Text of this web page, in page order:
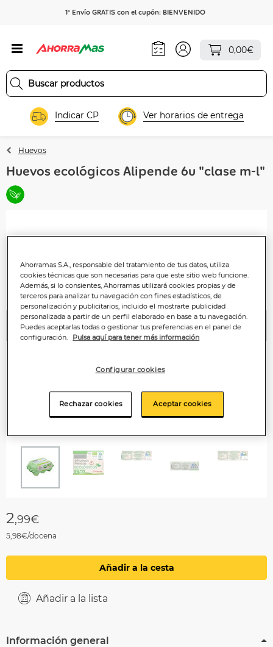
1º Envío GRATIS con el cupón: BIENVENIDO
0,00€
Indicar CP Ver horarios de entrega
Huevos
Huevos ecológicos Alipende 6u "clase m-l"
Anterior
2,99€
5,98€/docena
Añadir a la cesta
Añadir a la lista
Información general
Ahorramas S.A., responsable del tratamiento de tus datos, utiliza
cookies técnicas que son necesarias para que este sitio web funcione.
Además, si lo consientes, Ahorramas utilizará cookies propias y de
terceros para analizar tu navegación con fines estadísticos, de
personalización y publicitarios, incluido el mostrarte publicidad
personalizada a partir de un perfil elaborado en base a tu navegación.
Puedes aceptarlas todas o gestionar tus preferencias en el panel de
configuración.
Pulsa aquí para tener más información
Configurar cookies
Rechazar cookies Aceptar cookies